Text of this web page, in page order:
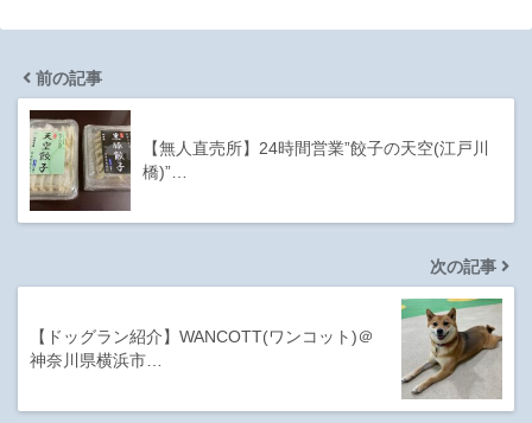
前の記事
【無人直売所】24時間営業”餃子の天空(江戸川
橋)”…
次の記事
【ドッグラン紹介】WANCOTT(ワンコット)＠
神奈川県横浜市…